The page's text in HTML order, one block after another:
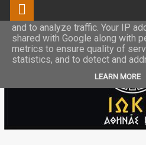
This site uses cookies from
and to analyze traffic. Your IP
shared with Google along with
metrics to ensure quality of
statistics, and to detect and
LEARN MORE